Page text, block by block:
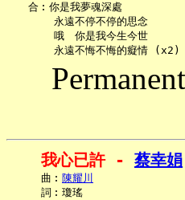
   合︰你是我夢魂深處
       永遠不停不停的思念
       哦　你是我今生今世
我心已許 - 蔡幸娟
     曲︰
陳耀川
     詞︰瓊瑤